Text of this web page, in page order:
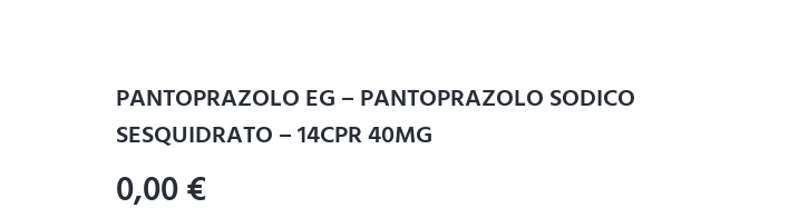
PANTOPRAZOLO EG – PANTOPRAZOLO SODICO
SESQUIDRATO – 14CPR 40MG
0,00€